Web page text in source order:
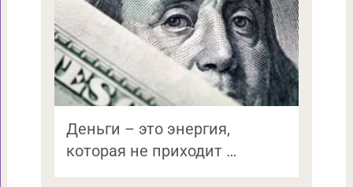
Деньги – это энергия,
которая не приходит …